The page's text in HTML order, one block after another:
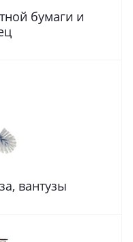
бумаги и
вантузы